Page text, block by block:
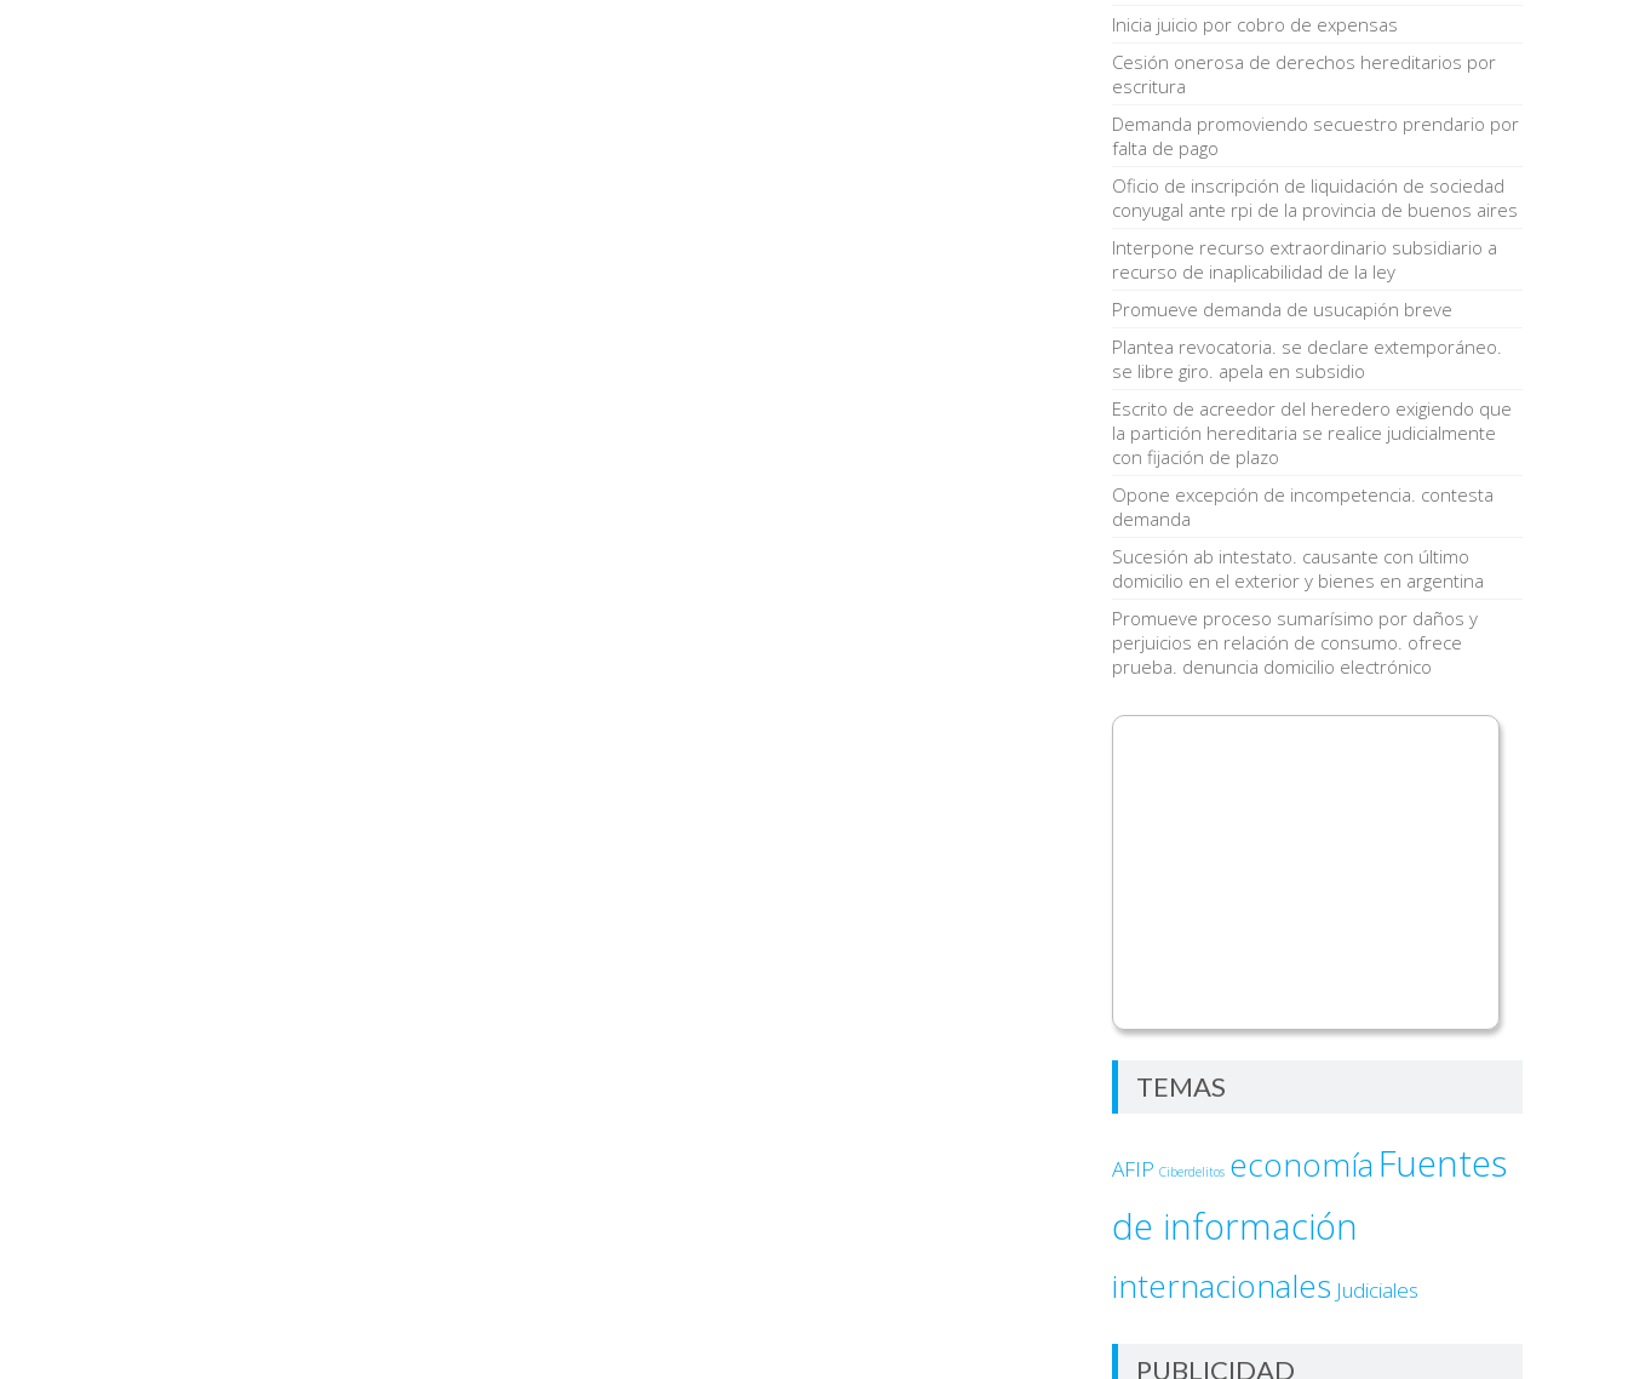
Inicia juicio por cobro de expensas
Cesión onerosa de derechos hereditarios por
escritura
Demanda promoviendo secuestro prendario por
falta de pago
Oficio de inscripción de liquidación de sociedad
conyugal ante rpi de la provincia de buenos aires
Interpone recurso extraordinario subsidiario a
recurso de inaplicabilidad de la ley
Promueve demanda de usucapión breve
Plantea revocatoria. se declare extemporáneo.
se libre giro. apela en subsidio
Escrito de acreedor del heredero exigiendo que
la partición hereditaria se realice judicialmente
con fijación de plazo
Opone excepción de incompetencia. contesta
demanda
Sucesión ab intestato. causante con último
domicilio en el exterior y bienes en argentina
Promueve proceso sumarísimo por daños y
perjuicios en relación de consumo. ofrece
prueba. denuncia domicilio electrónico
TEMAS
AFIP Ciberdelitos economía Fuentes
de información
internacionales Judiciales
PUBLICIDAD